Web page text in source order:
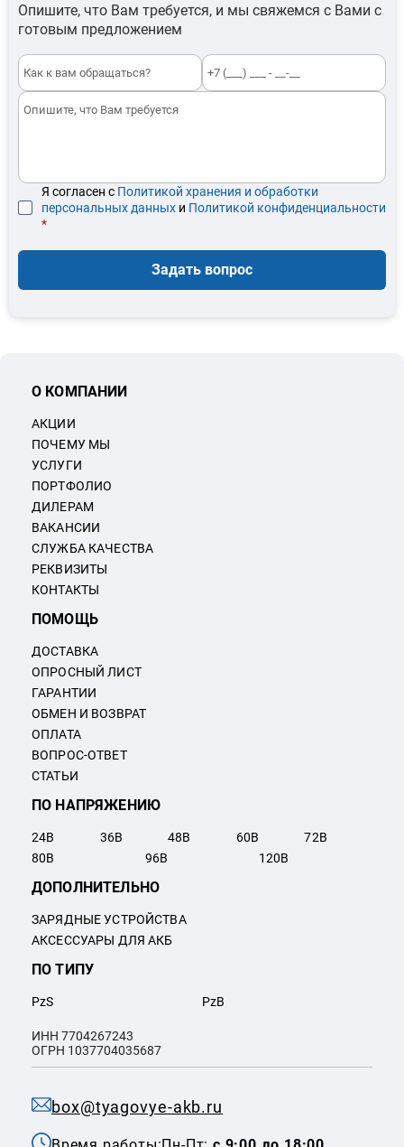
Опишите, что Вам требуется, и мы свяжемся с Вами с
готовым предложением
Я согласен с Политикой хранения и обработки
персональных данных и Политикой конфиденциальности
*
Задать вопрос
box@tyagovye-akb.ru
О КОМПАНИИ
АКЦИИ
ПОЧЕМУ МЫ
УСЛУГИ
ПОРТФОЛИО
ДИЛЕРАМ
ВАКАНСИИ
СЛУЖБА КАЧЕСТВА
РЕКВИЗИТЫ
КОНТАКТЫ
ПОМОЩЬ
ДОСТАВКА
ОПРОСНЫЙ ЛИСТ
ГАРАНТИИ
ОБМЕН И ВОЗВРАТ
ОПЛАТА
ВОПРОС-ОТВЕТ
СТАТЬИ
ПО НАПРЯЖЕНИЮ
24В 36В 48В 60В 72В
80В 96В 120В
ПО ТИПУ
PzS PzB
ДОПОЛНИТЕЛЬНО
ЗАРЯДНЫЕ УСТРОЙСТВА
АКСЕССУАРЫ ДЛЯ АКБ
ИНН 7704267243
ОГРН 1037704035687